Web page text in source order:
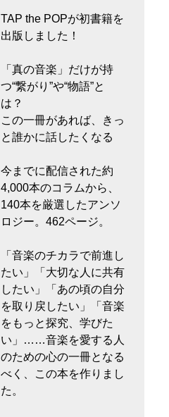
TAP the POPが初書籍を
出版しました！
「真の音楽」だけが持
つ“繋がり”や“物語”と
は？
この一冊があれば、きっ
と誰かに話したくなる
今までに配信された約
4,000本のコラムから、
140本を厳選したアンソ
ロジー。462ページ。
「音楽のチカラで前進し
たい」「大切な人に共有
したい」「あの頃の自分
を取り戻したい」「音楽
をもっと探究、学びた
い」……音楽を愛する人
のための心の一冊となる
べく、この本を作りまし
た。